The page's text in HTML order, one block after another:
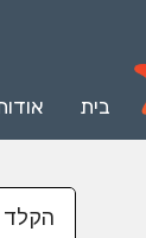
בית